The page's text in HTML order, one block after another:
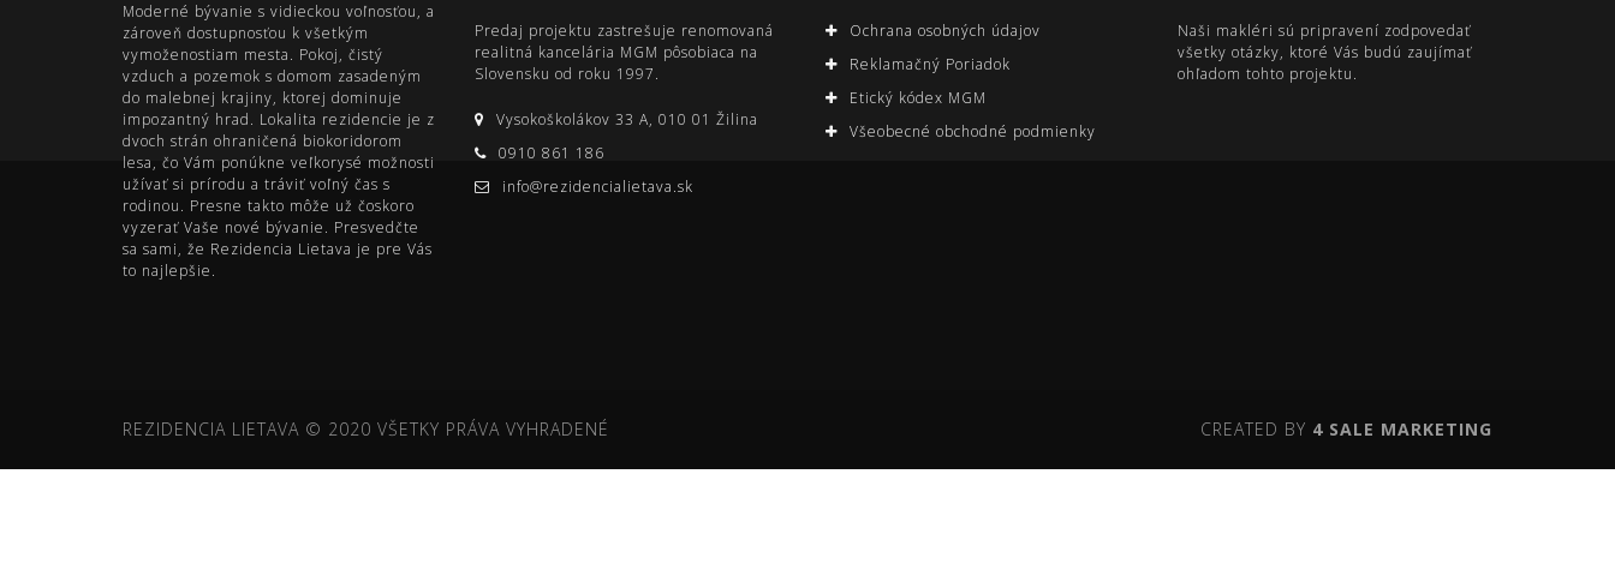
Moderné bývanie s vidieckou voľnosťou, a
zároveň dostupnosťou k všetkým
vymoženostiam mesta. Pokoj, čistý
vzduch a pozemok s domom zasadeným
do malebnej krajiny, ktorej dominuje
impozantný hrad. Lokalita rezidencie je z
dvoch strán ohraničená biokoridorom
lesa, čo Vám ponúkne veľkorysé možnosti
užívať si prírodu a tráviť voľný čas s
rodinou. Presne takto môže už čoskoro
vyzerať Vaše nové bývanie. Presvedčte
sa sami, že Rezidencia Lietava je pre Vás
to najlepšie.
Predaj projektu zastrešuje renomovaná
realitná kancelária MGM pôsobiaca na
Slovensku od roku 1997.
Vysokoškolákov 33 A, 010 01 Žilina
0910 861 186
info@rezidencialietava.sk
Ochrana osobných údajov
Reklamačný Poriadok
Etický kódex MGM
Všeobecné obchodné podmienky
Naši makléri sú pripravení zodpovedať
všetky otázky, ktoré Vás budú zaujímať
ohľadom tohto projektu.
REZIDENCIA LIETAVA © 2020 VŠETKY PRÁVA VYHRADENÉ CREATED BY 4 SALE MARKETING